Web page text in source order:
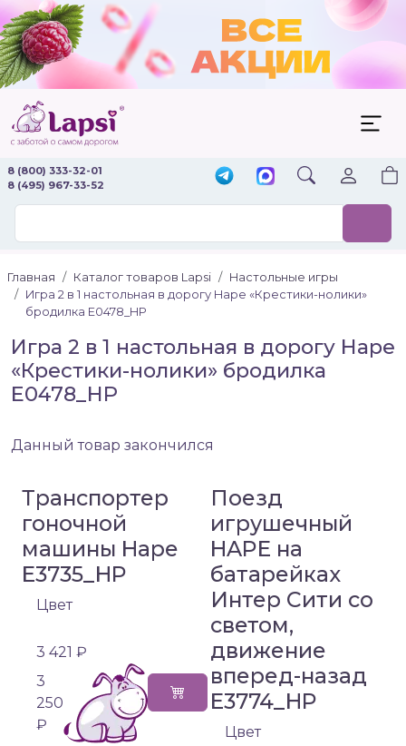
8 (800) 333-32-01
8 (495) 967-33-52
Главная Каталог товаров Lapsi
Настольные игры
Игра 2 в 1 настольная в дорогу Hape «Крестики-нолики»
бродилка E0478_HP
Игра 2 в 1 настольная в дорогу Hape
«Крестики-нолики» бродилка
E0478_HP
Данный товар закончился
Транспортер
гоночной
машины Hape
E3735_HP
Цвет
3 421 ₽
3
250
₽
Поезд
игрушечный
HAPE на
батарейках
Интер Сити со
светом,
движение
вперед-назад
E3774_HP
Цвет